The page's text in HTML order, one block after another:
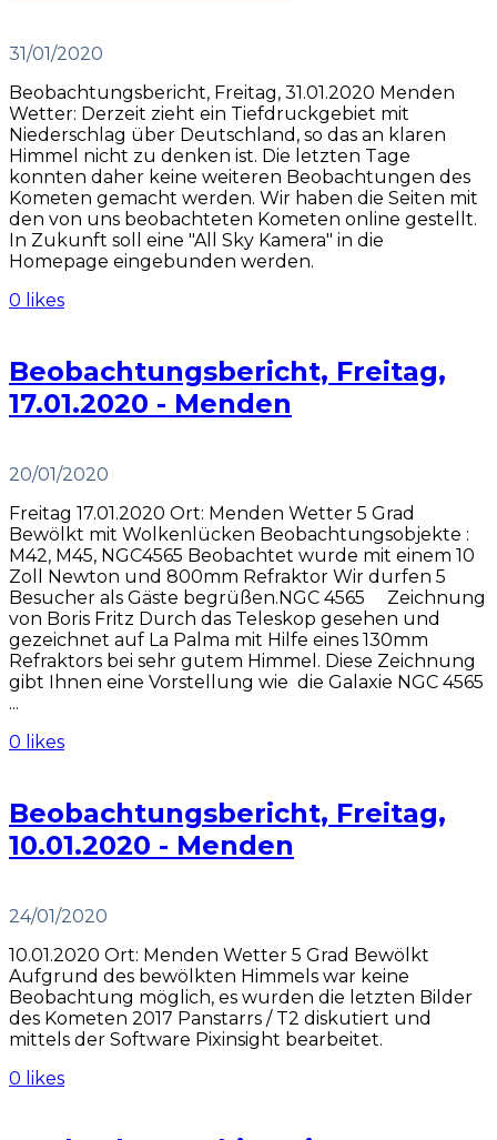
31/01/2020
Beobachtungsbericht, Freitag, 31.01.2020 Menden
Wetter: Derzeit zieht ein Tiefdruckgebiet mit
Niederschlag über Deutschland, so das an klaren
Himmel nicht zu denken ist. Die letzten Tage
konnten daher keine weiteren Beobachtungen des
Kometen gemacht werden. Wir haben die Seiten mit
den von uns beobachteten Kometen online gestellt.
In Zukunft soll eine "All Sky Kamera" in die
Homepage eingebunden werden.
0 likes
Beobachtungsbericht, Freitag,
17.01.2020 - Menden
20/01/2020
Freitag 17.01.2020 Ort: Menden Wetter 5 Grad
Bewölkt mit Wolkenlücken Beobachtungsobjekte :
M42, M45, NGC4565 Beobachtet wurde mit einem 10
Zoll Newton und 800mm Refraktor Wir durfen 5
Besucher als Gäste begrüßen.NGC 4565 Zeichnung
von Boris Fritz Durch das Teleskop gesehen und
gezeichnet auf La Palma mit Hilfe eines 130mm
Refraktors bei sehr gutem Himmel. Diese Zeichnung
gibt Ihnen eine Vorstellung wie die Galaxie NGC 4565
...
0 likes
Beobachtungsbericht, Freitag,
10.01.2020 - Menden
24/01/2020
10.01.2020 Ort: Menden Wetter 5 Grad Bewölkt
Aufgrund des bewölkten Himmels war keine
Beobachtung möglich, es wurden die letzten Bilder
des Kometen 2017 Panstarrs / T2 diskutiert und
mittels der Software Pixinsight bearbeitet.
0 likes